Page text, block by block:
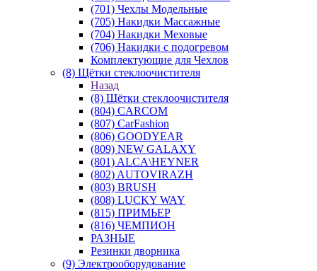
(701) Чехлы Модельные
(705) Накидки Массажные
(704) Накидки Меховые
(706) Накидки с подогревом
Комплектующие для Чехлов
(8) Щётки стеклоочистителя
Назад
(8) Щётки стеклоочистителя
(804) CARCOM
(807) CarFashion
(806) GOODYEAR
(809) NEW GALAXY
(801) ALCA\HEYNER
(802) AUTOVIRAZH
(803) BRUSH
(808) LUCKY WAY
(815) ПРИМЬЕР
(816) ЧЕМПИОН
РАЗНЫЕ
Резинки дворника
(9) Электрооборудование